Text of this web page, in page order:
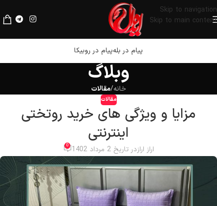
Skip to navigation
Skip to main content
لطفا قبل از پرداخت، فیلترشکن خود را خاموش کنید.
پیام در بلهپیام در روبیکا
وبلاگ
خانه/مقالات
مقالات
مزایا و ویژگی های خرید روتختی
اینترنتی
اراز ارازدر تاریخ 2 مرداد 1402 0